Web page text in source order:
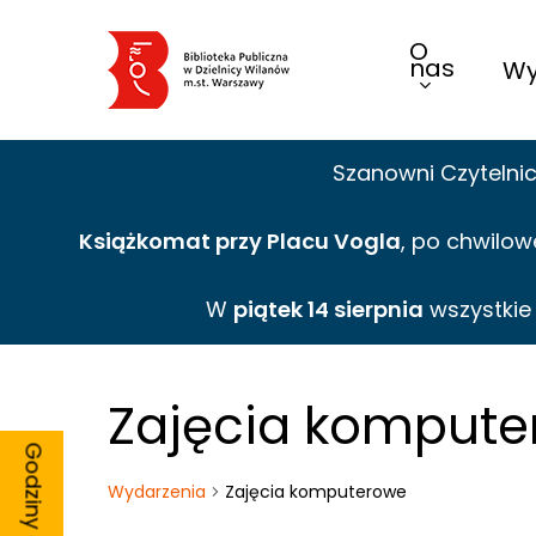
O
nas
Szanowni
Książkomat przy Placu Vogla, po
W piątek 14 sierpnia wszystkie
Zajęcia
Wydarzenia Zajęcia komputerowe